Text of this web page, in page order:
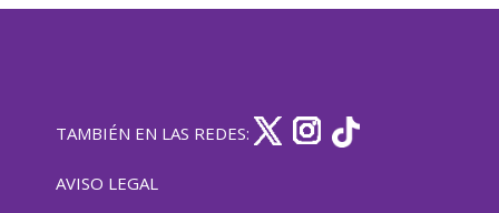
TAMBIÉN EN LAS REDES:
AVISO LEGAL